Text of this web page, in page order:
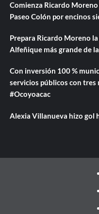
Comienza Ricardo
Paseo Colón por encinos
Prepara Ricardo Moreno
Alfeñique más grande de
Con inversión 100 %
servicios públicos con tres
#Ocoyoacac
Alexia Villanueva hizo gol